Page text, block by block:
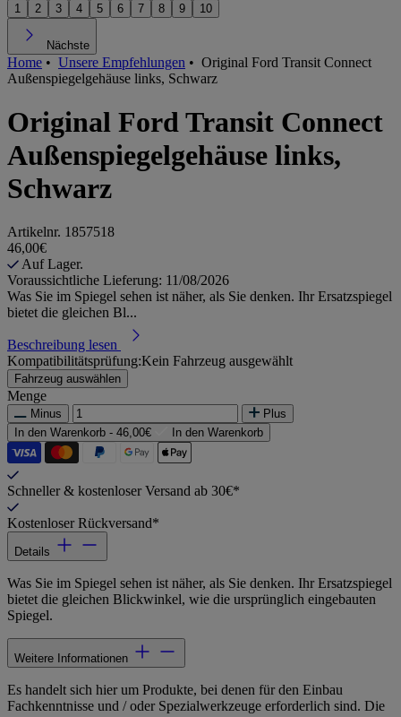
1
2 3 4 5 6 7 8 9 10
Nächste
Home • Unsere Empfehlungen • Original Ford Transit Connect
Außenspiegelgehäuse links, Schwarz
Original Ford Transit Connect
Außenspiegelgehäuse links,
Schwarz
Artikelnr. 1857518
46,00€
Auf Lager.
Voraussichtliche Lieferung: 11/08/2026
Was Sie im Spiegel sehen ist näher, als Sie denken. Ihr Ersatzspiegel
bietet die gleichen Bl...
Beschreibung lesen
Kompatibilitätsprüfung:Kein Fahrzeug ausgewählt
Fahrzeug auswählen
Menge
Minus
Plus
In den Warenkorb - 46,00€ In den Warenkorb
Schneller & kostenloser Versand ab 30€*
Kostenloser Rückversand*
Details
Was Sie im Spiegel sehen ist näher, als Sie denken. Ihr Ersatzspiegel
bietet die gleichen Blickwinkel, wie die ursprünglich eingebauten
Spiegel.
Weitere Informationen
Es handelt sich hier um Produkte, bei denen für den Einbau
Fachkenntnisse und / oder Spezialwerkzeuge erforderlich sind. Die